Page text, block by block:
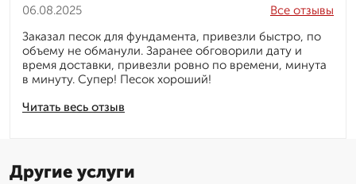
06.08.2025
Читать весь отзыв
Все отзывы
Заказал песок для фундамента, привезли быстро, по
объему не обманули. Заранее обговорили дату и
время доставки, привезли ровно по времени, минута
в минуту. Супер! Песок хороший!
Другие услуги